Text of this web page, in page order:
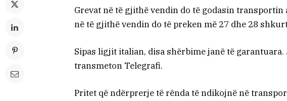
Grevat në të gjithë vendin do të godasin
në të gjithë vendin do të preken më 27 dhe 28
Sipas ligjit italian, disa shërbime janë të
transmeton Telegrafi.
Pritet që ndërprerje të rënda të ndikojnë në